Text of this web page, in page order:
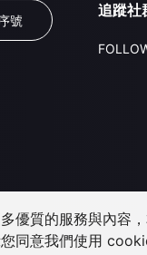
號
追蹤社
優質的服務與內容
同意我們使用